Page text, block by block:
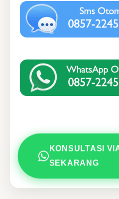
KONSULTASI
SEKARANG